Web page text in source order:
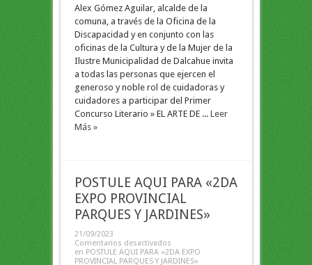
Alex Gómez Aguilar, alcalde de la
comuna, a través de la Oficina de la
Discapacidad y en conjunto con las
oficinas de la Cultura y de la Mujer de la
Ilustre Municipalidad de Dalcahue invita
a todas las personas que ejercen el
generoso y noble rol de cuidadoras y
cuidadores a participar del Primer
Concurso Literario » EL ARTE DE ... Leer
Más »
POSTULE AQUI PARA «2DA
EXPO PROVINCIAL
PARQUES Y JARDINES»
21/09/2023
Comentarios desactivados
en POSTULE AQUI PARA «2DA EXPO
PROVINCIAL PARQUES Y JARDINES»